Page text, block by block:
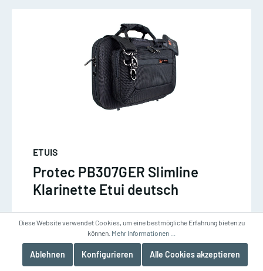
ETUIS
Protec PB307GER Slimline
Klarinette Etui deutsch
Spezial Zubehör Klarinette
Diese Website verwendet Cookies, um eine bestmögliche Erfahrung bieten zu
können. Mehr Informationen ...
Ablehnen Konfigurieren Alle Cookies akzeptieren